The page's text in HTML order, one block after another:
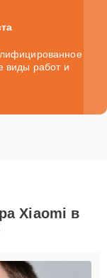
виды работ и
Xiaomi в